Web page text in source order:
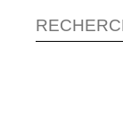
Recherche :